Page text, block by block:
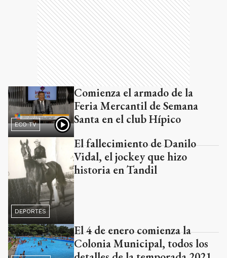
ECO TV
Comienza el armado de la
Feria Mercantil de Semana
Santa en el club Hípico
DEPORTES
El fallecimiento de Danilo
Vidal, el jockey que hizo
historia en Tandil
El 4 de enero comienza la
Colonia Municipal, todos los